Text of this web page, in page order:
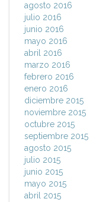
agosto 2016
julio 2016
junio 2016
mayo 2016
abril 2016
marzo 2016
febrero 2016
enero 2016
diciembre 2015
noviembre 2015
octubre 2015
septiembre 2015
agosto 2015
julio 2015
junio 2015
mayo 2015
abril 2015